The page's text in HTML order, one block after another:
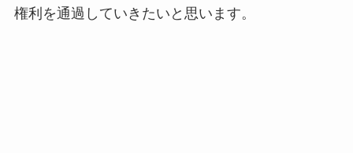
権利を通過していきたいと思います。